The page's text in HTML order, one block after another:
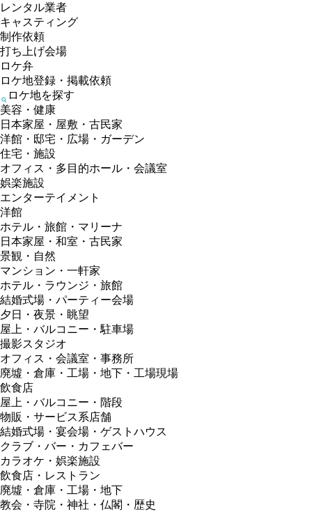
レンタル業者
キャスティング
制作依頼
打ち上げ会場
ロケ弁
ロケ地登録・掲載依頼
ロケ地を探す
美容・健康
日本家屋・屋敷・古民家
洋館・邸宅・広場・ガーデン
住宅・施設
オフィス・多目的ホール・会議室
娯楽施設
エンターテイメント
洋館
ホテル・旅館・マリーナ
日本家屋・和室・古民家
景観・自然
マンション・一軒家
ホテル・ラウンジ・旅館
結婚式場・パーティー会場
夕日・夜景・眺望
屋上・バルコニー・駐車場
撮影スタジオ
オフィス・会議室・事務所
廃墟・倉庫・工場・地下・工場現場
飲食店
屋上・バルコニー・階段
物販・サービス系店舗
結婚式場・宴会場・ゲストハウス
クラブ・バー・カフェバー
カラオケ・娯楽施設
飲食店・レストラン
廃墟・倉庫・工場・地下
教会・寺院・神社・仏閣・歴史